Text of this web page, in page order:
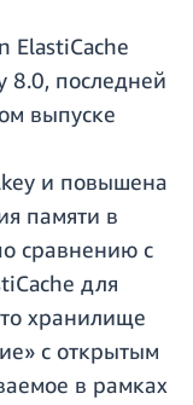
ElastiCache
8.0, последней
выпуске
и повышена
памяти в
сравнению с
для
хранилище
с открытым
в рамках